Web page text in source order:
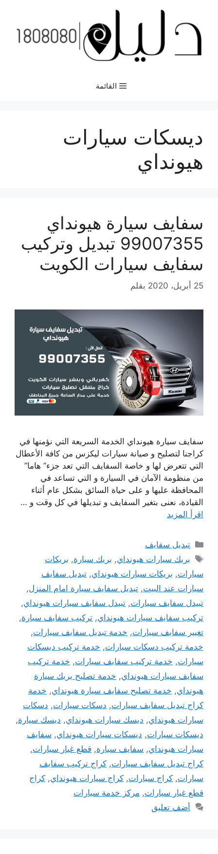
المحتوى
القائمة
ديسكات سيارات
هيونداي
سفايف سيارة هيونداي
99007355 تبديل وتركيب
سفايف سيارات الكويت
25 أبريل، 2020 بقلم
سفايف سيارة هيونداي الخدمة السريعة التي نؤمنها في
كراجنا لتصليح و صيانة سيارات ليكزس من كافة الأعطال
التي تتعرض لها و خاصة السفايف التي تعد جزء” هاما”
من منظومة الآمان في السيارة و التي تساعد في
المحافظة عليها و على حياة السائق بشكل عام أثناء
القيادة، نعنى بتغير السفايف و تبديلها في كل وقت و …
اقرأ المزيد
التصنيفات
تبديل سفايف
الوسوم
بريك سيارات هيونداي, بريك سيارة, بريكات
سيارات, بريكات سيارات هيونداي, تبديل سفايف
سيارات عند البيت, تبديل سفايف سيارة امام المنزل,
تبيدل سفايف سيارات, تبيدل سفايف سيارات هيونداي,
تركيب سفايف سيارات هيونداي, تركيب سفايف سيارة,
تغيير سفايف سيارات, خدمة تبديل سفايف سيارات,
خدمة تركيب دسكات سيارات, خدمة تركيب ديسكات
سيارات, خدمة تركيب سفايف سيارات, خدمة تركيب
سفايف سيارات هيونداي, خدمة تصليح بريك سيارة
هيونداي, خدمة تصليح سفايف سيارة هيونداي, خدمة
كراج تبديل سفايف سيارات, دسكات سيارات, دسكات
سيارات هيونداي, ديسك سيارات هيونداي, ديسك سيارة,
ديسكات سيارات, ديسكات سيارات هيونداي, سفايف
سيارات هيونداي, سفايف سيارة, قطع غيار سيارات,
كراج تبديل سفايف سيارات, كراج تركيب سفايف
سيارات, كراج سيارات, كراج سيارات هيونداي, كراج
قطع غيار سيارات, مركز خدمة سيارات
أضف تعليق